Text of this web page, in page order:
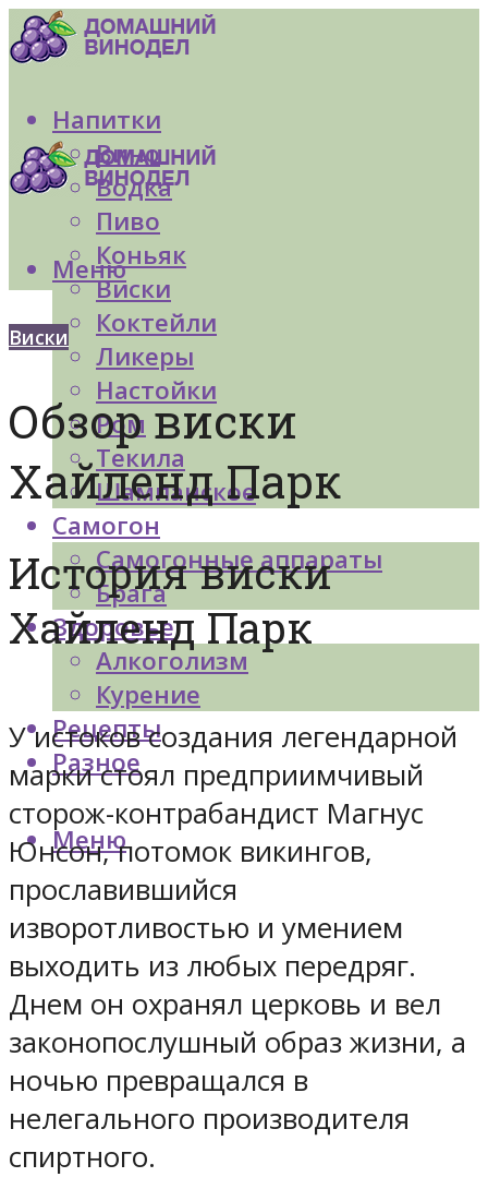
Напитки
Вино
Водка
Пиво
Коньяк
Виски
Коктейли
Ликеры
Настойки
Ром
Текила
Шампанское
Самогон
Самогонные аппараты
Брага
Здоровье
Алкоголизм
Курение
Рецепты
Разное
Меню
Меню
Виски
Обзор виски
Хайленд Парк
История виски
Хайленд Парк
У истоков создания легендарной
марки стоял предприимчивый
сторож-контрабандист Магнус
Юнсон, потомок викингов,
прославившийся
изворотливостью и умением
выходить из любых передряг.
Днем он охранял церковь и вел
законопослушный образ жизни, а
ночью превращался в
нелегального производителя
спиртного.